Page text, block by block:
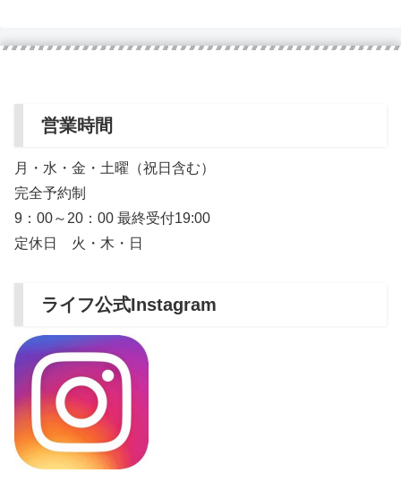
営業時間
月・水・金・土曜（祝日含む）
完全予約制
9：00～20：00 最終受付19:00
定休日 火・木・日
ライフ公式Instagram